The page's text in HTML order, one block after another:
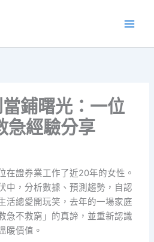
鋪曙光：一位
急經驗分享
在證券業工作了近20年的女性。
中，分析數據、預測趨勢，自認
活總愛開玩笑，去年的一場家庭
急不救窮」的真諦，並重新認識
暖價值。